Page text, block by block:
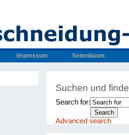
Impressum Seitenbaum
Suchen und
Search for:
Advanced search